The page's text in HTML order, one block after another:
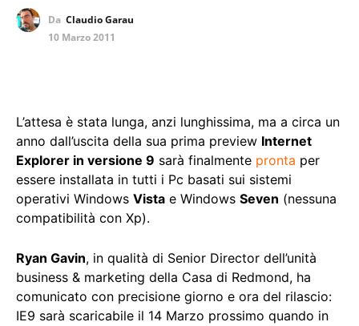
Da Claudio Garau
10 Marzo 2011
L’attesa è stata lunga, anzi lunghissima, ma a circa un
anno dall’uscita della sua prima preview Internet
Explorer in versione 9 sarà finalmente pronta per
essere installata in tutti i Pc basati sui sistemi
operativi Windows Vista e Windows Seven (nessuna
compatibilità con Xp).
Ryan Gavin, in qualità di Senior Director dell’unità
business & marketing della Casa di Redmond, ha
comunicato con precisione giorno e ora del rilascio:
IE9 sarà scaricabile il 14 Marzo prossimo quando in